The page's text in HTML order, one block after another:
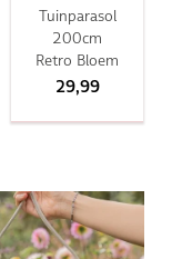
Tuinparasol
200cm
Retro Bloem
29,99